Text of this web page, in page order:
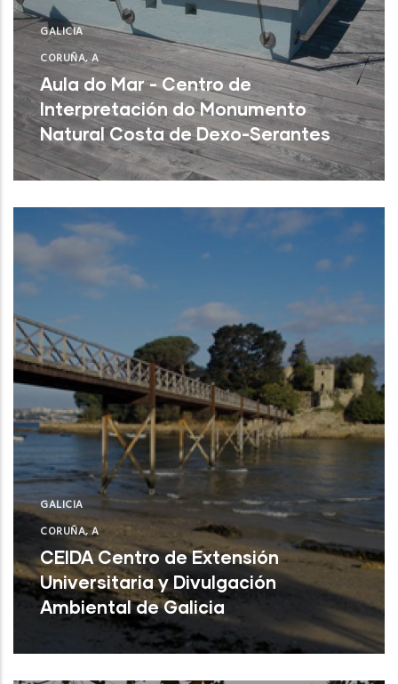
GALICIA
CORUÑA, A
Aula do Mar - Centro de
Interpretación do Monumento
Natural Costa de Dexo-Serantes
Oleiros (A Coruña)
GALICIA
CORUÑA, A
CEIDA Centro de Extensión
Universitaria y Divulgación
Ambiental de Galicia
Oleiros ( A Coruña)